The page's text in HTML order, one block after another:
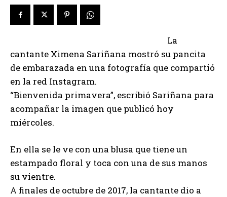
La
cantante Ximena Sariñana mostró su pancita
de embarazada en una fotografía que compartió
en la red Instagram.
“Bienvenida primavera”, escribió Sariñana para
acompañar la imagen que publicó hoy
miércoles.
En ella se le ve con una blusa que tiene un
estampado floral y toca con una de sus manos
su vientre.
A finales de octubre de 2017, la cantante dio a